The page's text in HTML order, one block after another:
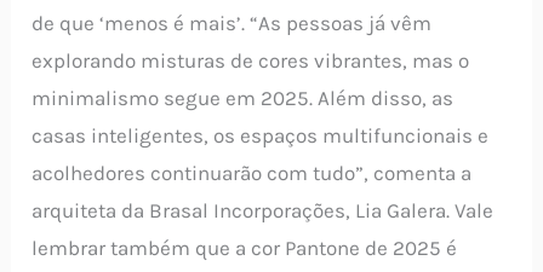
de que ‘menos é mais’. “As pessoas já vêm
explorando misturas de cores vibrantes, mas o
minimalismo segue em 2025. Além disso, as
casas inteligentes, os espaços multifuncionais e
acolhedores continuarão com tudo”, comenta a
arquiteta da Brasal Incorporações, Lia Galera. Vale
lembrar também que a cor Pantone de 2025 é